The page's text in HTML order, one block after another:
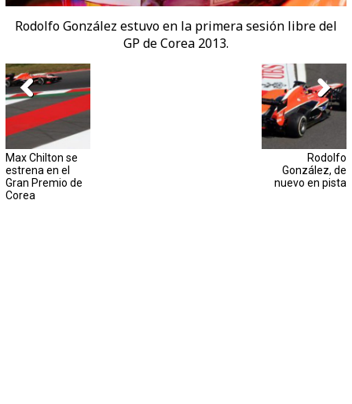
Rodolfo González estuvo en la primera sesión libre del
GP de Corea 2013.
Max Chilton se
estrena en el
Gran Premio de
Corea
Rodolfo
González, de
nuevo en pista